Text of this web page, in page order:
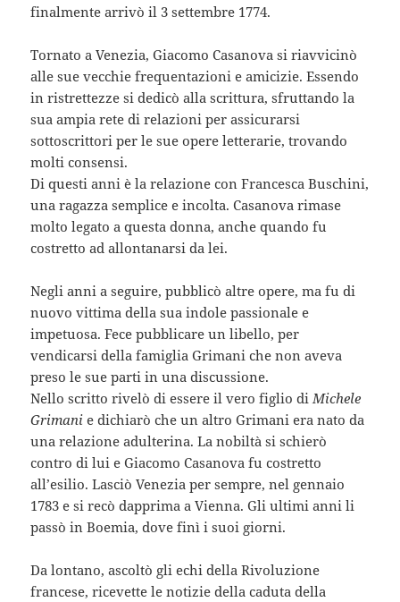
finalmente arrivò il 3 settembre 1774.
Tornato a Venezia, Giacomo Casanova si riavvicinò
alle sue vecchie frequentazioni e amicizie. Essendo
in ristrettezze si dedicò alla scrittura, sfruttando la
sua ampia rete di relazioni per assicurarsi
sottoscrittori per le sue opere letterarie, trovando
molti consensi.
Di questi anni è la relazione con Francesca Buschini,
una ragazza semplice e incolta. Casanova rimase
molto legato a questa donna, anche quando fu
costretto ad allontanarsi da lei.
Negli anni a seguire, pubblicò altre opere, ma fu di
nuovo vittima della sua indole passionale e
impetuosa. Fece pubblicare un libello, per
vendicarsi della famiglia Grimani che non aveva
preso le sue parti in una discussione.
Nello scritto rivelò di essere il vero figlio di Michele
Grimani e dichiarò che un altro Grimani era nato da
una relazione adulterina. La nobiltà si schierò
contro di lui e Giacomo Casanova fu costretto
all’esilio. Lasciò Venezia per sempre, nel gennaio
1783 e si recò dapprima a Vienna. Gli ultimi anni li
passò in Boemia, dove finì i suoi giorni.
Da lontano, ascoltò gli echi della Rivoluzione
francese, ricevette le notizie della caduta della